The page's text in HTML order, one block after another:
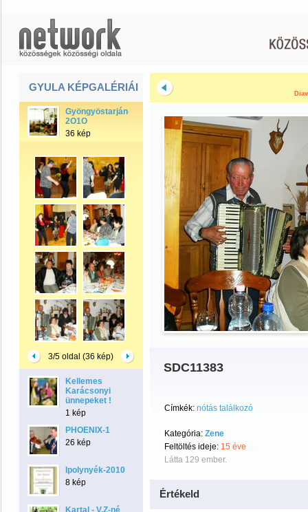
GYULA KÉPGALÉRIÁI
Gyöngyöstarján-
2O1O
36 kép
3/5 oldal (36 kép)
Kellemes
Karácsonyi
ünnepeket !
1 kép
PHOENIX-1
26 kép
Ipolynyék-2010
8 kép
Kartal - V.Z-né
SDC11383
Címkék: nótás találkozó
Kategória: Zene
Feltöltés ideje: 15 éve
Látta 129 ember.
Értékeld